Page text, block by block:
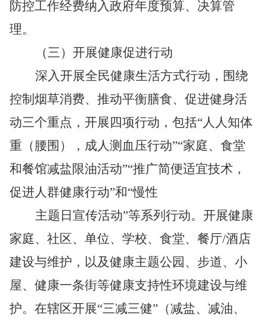
防控工作经费纳入政府年度预算、决算管
理。
（三）开展健康促进行动
深入开展全民健康生活方式行动，围绕
控制烟草消费、推动平衡膳食、促进健身活
动三个重点，开展四项行动，包括“人人知体
重（腰围），成人测血压行动”“家庭、食堂
和餐馆减盐限油活动”“推广简便适宜技术，
促进人群健康行动”和“慢性
主题日宣传活动”等系列行动。开展健康
家庭、社区、单位、学校、食堂、餐厅/酒店
建设与维护，以及健康主题公园、步道、小
屋、健康一条街等健康支持性环境建设与维
护。在辖区开展“三减三健”（减盐、减油、